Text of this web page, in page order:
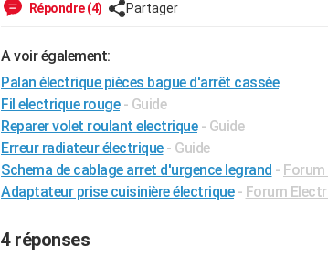
Répondre (4) Partager
A voir également:
Palan électrique pièces bague d'arrêt cassée
Fil electrique rouge - Guide
Reparer volet roulant electrique - Guide
Erreur radiateur électrique - Guide
Schema de cablage arret d'urgence legrand -
Adaptateur prise cuisinière électrique - Forum
4 réponses